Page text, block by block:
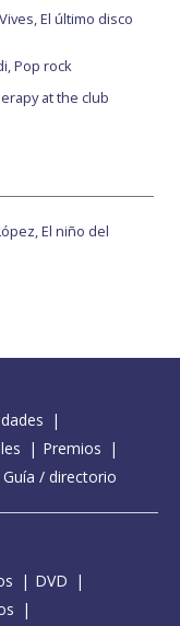
El último disco
Pop rock
at the club
El niño del
Premios
Guía / directorio
DVD